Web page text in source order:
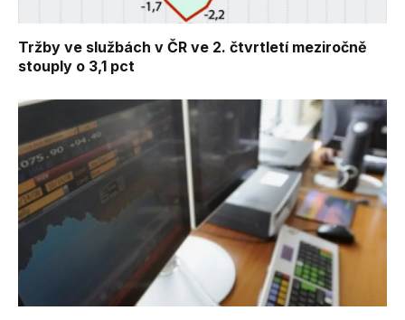
Tržby ve službách v ČR ve 2. čtvrtletí meziročně
stouply o 3,1 pct